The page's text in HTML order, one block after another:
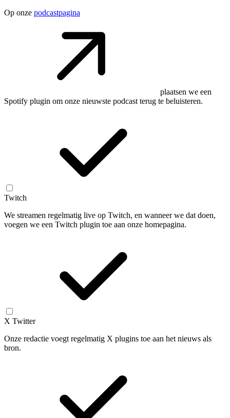
Op onze podcastpagina
plaatsen we een
Spotify plugin om onze nieuwste podcast terug te beluisteren.
Twitch
We streamen regelmatig live op Twitch, en wanneer we dat doen,
voegen we een Twitch plugin toe aan onze homepagina.
X Twitter
Onze redactie voegt regelmatig X plugins toe aan het nieuws als
bron.